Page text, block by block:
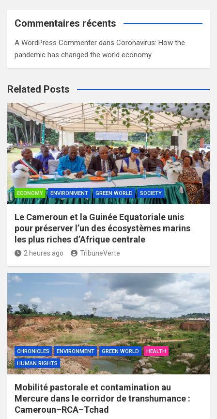
Commentaires récents
A WordPress Commenter dans Coronavirus: How the
pandemic has changed the world economy
Related Posts
ECONOMY ENVIRONMENT GREEN WORLD SOCIETY
Le Cameroun et la Guinée Equatoriale unis
pour préserver l’un des écosystèmes marins
les plus riches d’Afrique centrale
2 heures ago TribuneVerte
CHRONICLES ENVIRONMENT GREEN WORLD
HEALTH
HUMAN RIGHTS
Mobilité pastorale et contamination au
Mercure dans le corridor de transhumance :
Cameroun–RCA–Tchad